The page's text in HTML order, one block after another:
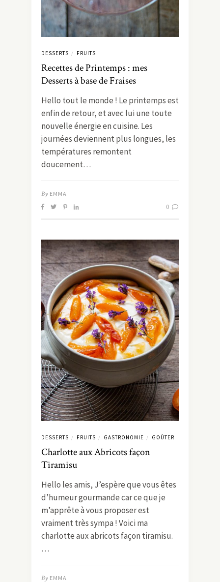
DESSERTS / FRUITS
Recettes de Printemps : mes
Desserts à base de Fraises
Hello tout le monde ! Le printemps est
enfin de retour, et avec lui une toute
nouvelle énergie en cuisine. Les
journées deviennent plus longues, les
températures remontent
doucement…
By EMMA
0
DESSERTS / FRUITS / GASTRONOMIE / GOÛTER
Charlotte aux Abricots façon
Tiramisu
Hello les amis, J’espère que vous êtes
d’humeur gourmande car ce que je
m’apprête à vous proposer est
vraiment très sympa ! Voici ma
charlotte aux abricots façon tiramisu.
…
By EMMA